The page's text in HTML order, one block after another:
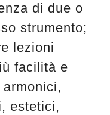
di due o
strumento;
lezioni
facilità e
estetici,